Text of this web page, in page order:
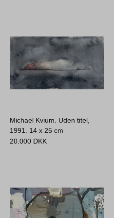
Michael Kvium. Uden titel,
1991. 14 x 25 cm
20.000 DKK